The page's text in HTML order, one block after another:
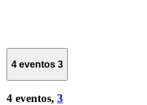
4 eventos 3
4 eventos, 3